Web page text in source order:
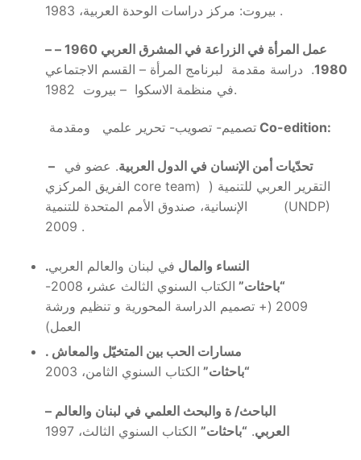
بيروت: مركز دراسات الوحدة العربية، 1983.
– عمل المرأة في الزراعة في المشرق العربي 1960 –
1980. دراسة مقدمة لبرنامج المرأة – القسم الاجتماعي
في منظمة الاسكوا – بيروت 1982.
تصميم- تصويب- تحرير علمي ومقدمة Co-edition:
– تحدّيات أمن الإنسان في الدول العربية. عضو في
الفريق المركزي core team) ) التقرير العربي للتنمية
الإنسانية، صندوق الأمم المتحدة للتنمية (UNDP)
2009 .
النساء والمال في لبنان والعالم العربي.
“باحثات” الكتاب السنوي الثالث عشر ،
2008-
2009 (+ تصميم الدراسة المحورية و تنظيم ورشة
مسارات الحب بين المتخيّل والمعاش .
“باحثات” الكتاب السنوي الثامن، 2003
– الباحث/ ة والبحث العلمي في لبنان والعالم
العربي. “باحثات” الكتاب السنوي الثالث، 1997